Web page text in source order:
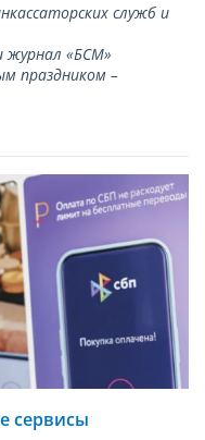
служб и
журнал «БСМ»
праздником –
сервисы